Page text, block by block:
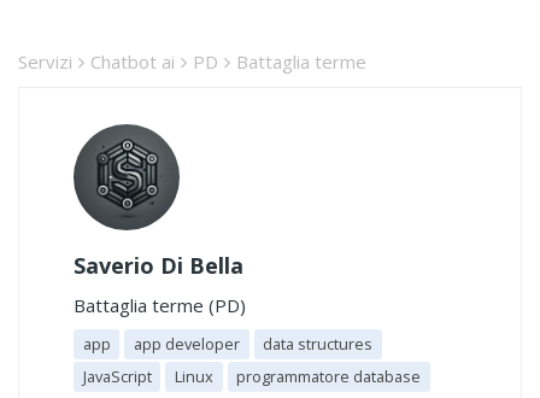
Servizi Chatbot ai PD Battaglia terme
Saverio Di Bella
Battaglia terme (PD)
app app developer
data structures
JavaScript
Linux programmatore database